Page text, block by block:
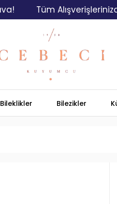
Tüm Alışverişlerinizde
Bileklikler Bilezikler